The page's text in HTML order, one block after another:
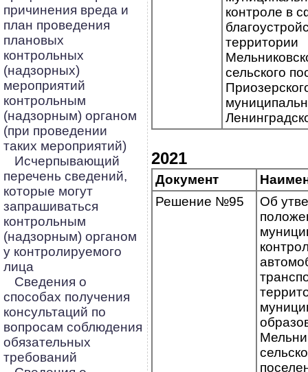
причинения вреда и
план проведения
плановых
контрольных
(надзорных)
мероприятий
контрольным
(надзорным) органом
(при проведении
таких мероприятий)
Исчерпывающий
перечень сведений,
которые могут
запрашиваться
контрольным
(надзорным) органом
у контролируемого
лица
Сведения о
способах получения
консультаций по
вопросам соблюдения
обязательных
требований
контроле в
территории
сельского
2021
Документ
Решение №95
Об